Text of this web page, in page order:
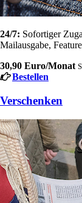
24/7: Sofortiger
Mailausgabe,
30,90 Euro/Monat
Bestellen
Verschenken